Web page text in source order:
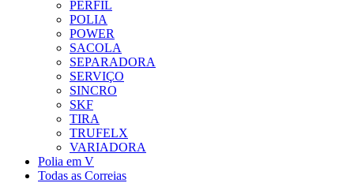
PERFIL
POLIA
POWER
SACOLA
SEPARADORA
SERVIÇO
SINCRO
SKF
TIRA
TRUFELX
VARIADORA
Polia em V
Todas as Correias